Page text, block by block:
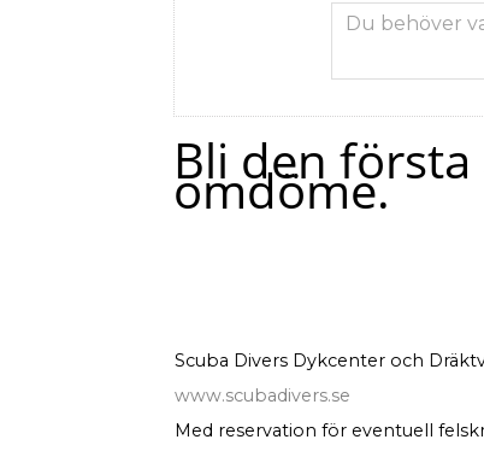
Bli den
omdöme.
Scuba Divers Dykcenter och
www.scubadivers.se
Med reservation för eventuell